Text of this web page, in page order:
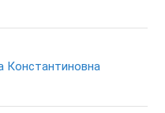
Константиновна